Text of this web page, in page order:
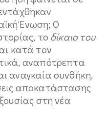
Ένωση; Ο
το δίκαιο του
κατά τον
αναπότρεπτα
αναγκαία συνθήκη,
αποκατάστασης
στη νέα